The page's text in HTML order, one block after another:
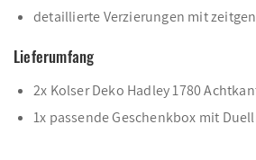
detaillierte Verzierungen mit
Lieferumfang
2x Kolser Deko Hadley 1780
1x passende Geschenkbox mit